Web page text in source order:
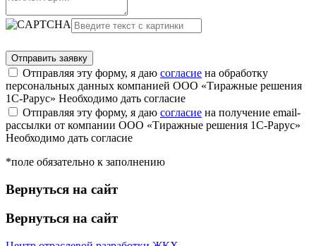
Отправляя эту форму, я даю согласие на обработку
персональных данных компанией ООО «Тиражные решения
1С-Рарус» Необходимо дать согласие
Отправляя эту форму, я даю согласие на получение email-
рассылки от компании ООО «Тиражные решения 1С-Рарус»
Необходимо дать согласие
*поле обязательно к заполнению
Вернуться на сайт
Вернуться на сайт